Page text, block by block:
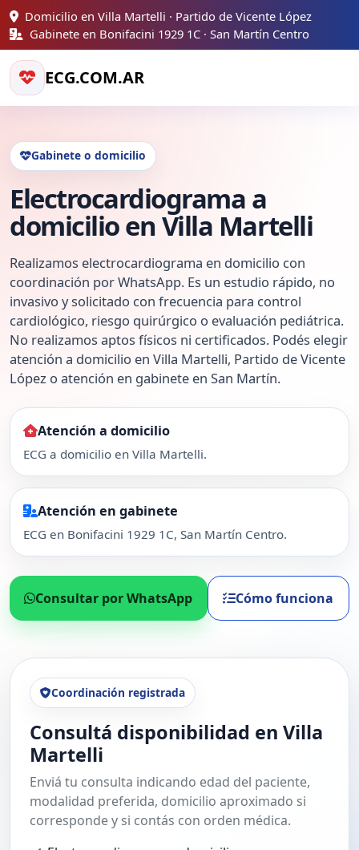
Domicilio en Villa Martelli · Partido de Vicente López
Gabinete en Bonifacini 1929 1C · San Martín Centro
ECG.COM.AR
Gabinete o domicilio
Electrocardiograma a
domicilio en Villa Martelli
Realizamos electrocardiograma en domicilio con
coordinación por WhatsApp. Es un estudio rápido, no
invasivo y solicitado con frecuencia para control
cardiológico, riesgo quirúrgico o evaluación pediátrica.
No realizamos aptos físicos ni certificados. Podés elegir
atención a domicilio en Villa Martelli, Partido de Vicente
López o atención en gabinete en San Martín.
Atención a domicilio
ECG a domicilio en Villa Martelli.
Atención en gabinete
ECG en Bonifacini 1929 1C, San Martín Centro.
Consultar por WhatsApp Cómo funciona
Coordinación registrada
Consultá disponibilidad en Villa
Martelli
Enviá tu consulta indicando edad del paciente,
modalidad preferida, domicilio aproximado si
corresponde y si contás con orden médica.